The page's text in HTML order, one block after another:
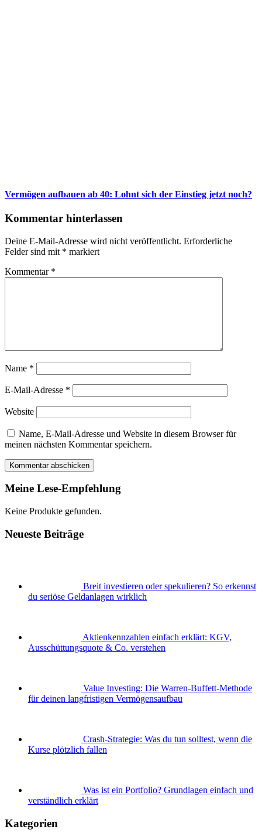
Vermögen aufbauen ab 40: Lohnt sich der Einstieg jetzt noch?
Kommentar hinterlassen
Deine E-Mail-Adresse wird nicht veröffentlicht. Erforderliche
Felder sind mit * markiert
Kommentar *
Name *
E-Mail-Adresse *
Website
Name, E-Mail-Adresse und Website in diesem Browser für
meinen nächsten Kommentar speichern.
Meine Lese-Empfehlung
Keine Produkte gefunden.
Neueste Beiträge
Breit investieren oder spekulieren? So erkennst
du seriöse Geldanlagen wirklich
Aktienkennzahlen einfach erklärt: KGV,
Ausschüttungsquote & Co. verstehen
Value Investing: Die Warren-Buffett-Methode
für deinen langfristigen Vermögensaufbau
Crash-Strategie: Was du tun solltest, wenn die
Kurse plötzlich fallen
Was ist ein Portfolio? Grundlagen einfach und
verständlich erklärt
Kategorien